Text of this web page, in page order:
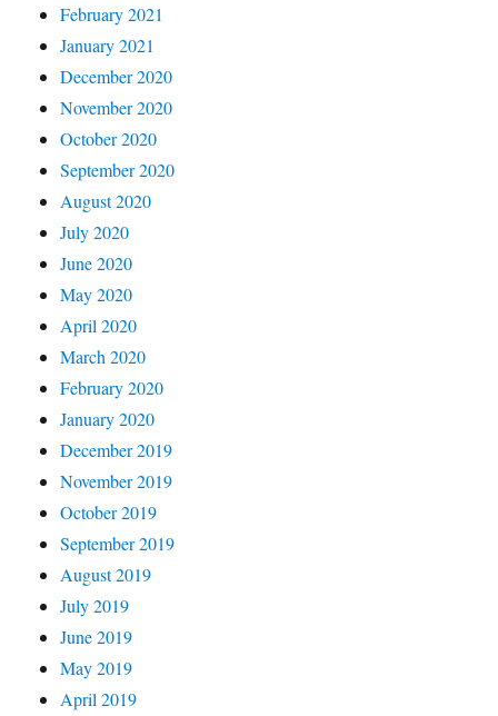
February 2021
January 2021
December 2020
November 2020
October 2020
September 2020
August 2020
July 2020
June 2020
May 2020
April 2020
March 2020
February 2020
January 2020
December 2019
November 2019
October 2019
September 2019
August 2019
July 2019
June 2019
May 2019
April 2019